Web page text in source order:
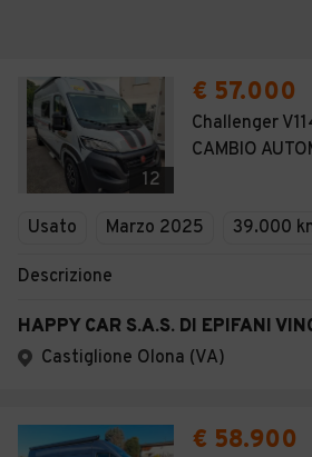
12
€ 57.000
Challenger
CAMBIO
Usato Marzo 2025 39.000
Descrizione
HAPPY CAR S.A.S. DI EPIFANI
Castiglione Olona (VA)
€ 58.900